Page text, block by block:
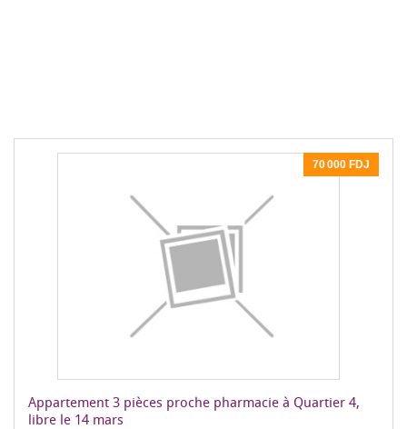
70 000 FDJ
Appartement 3 pièces proche pharmacie à Quartier 4,
libre le 14 mars